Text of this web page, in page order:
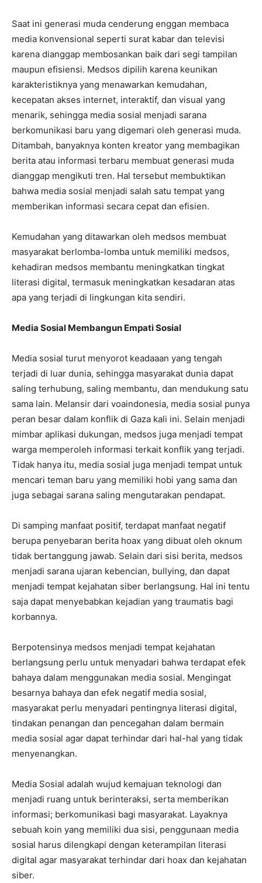
Saat ini generasi muda cenderung enggan membaca
media konvensional seperti surat kabar dan televisi
karena dianggap membosankan baik dari segi tampilan
maupun efisiensi. Medsos dipilih karena keunikan
karakteristiknya yang menawarkan kemudahan,
kecepatan akses internet, interaktif, dan visual yang
menarik, sehingga media sosial menjadi sarana
berkomunikasi baru yang digemari oleh generasi muda.
Ditambah, banyaknya konten kreator yang membagikan
berita atau informasi terbaru membuat generasi muda
dianggap mengikuti tren. Hal tersebut membuktikan
bahwa media sosial menjadi salah satu tempat yang
memberikan informasi secara cepat dan efisien.
Kemudahan yang ditawarkan oleh medsos membuat
masyarakat berlomba-lomba untuk memiliki medsos,
kehadiran medsos membantu meningkatkan tingkat
literasi digital, termasuk meningkatkan kesadaran atas
apa yang terjadi di lingkungan kita sendiri.
Media Sosial Membangun Empati Sosial
Media sosial turut menyorot keadaaan yang tengah
terjadi di luar dunia, sehingga masyarakat dunia dapat
saling terhubung, saling membantu, dan mendukung satu
sama lain. Melansir dari voaindonesia, media sosial punya
peran besar dalam konflik di Gaza kali ini. Selain menjadi
mimbar aplikasi dukungan, medsos juga menjadi tempat
warga memperoleh informasi terkait konflik yang terjadi.
Tidak hanya itu, media sosial juga menjadi tempat untuk
mencari teman baru yang memiliki hobi yang sama dan
juga sebagai sarana saling mengutarakan pendapat.
Di samping manfaat positif, terdapat manfaat negatif
berupa penyebaran berita hoax yang dibuat oleh oknum
tidak bertanggung jawab. Selain dari sisi berita, medsos
menjadi sarana ujaran kebencian, bullying, dan dapat
menjadi tempat kejahatan siber berlangsung. Hal ini tentu
saja dapat menyebabkan kejadian yang traumatis bagi
korbannya.
Berpotensinya medsos menjadi tempat kejahatan
berlangsung perlu untuk menyadari bahwa terdapat efek
bahaya dalam menggunakan media sosial. Mengingat
besarnya bahaya dan efek negatif media sosial,
masyarakat perlu menyadari pentingnya literasi digital,
tindakan penangan dan pencegahan dalam bermain
media sosial agar dapat terhindar dari hal-hal yang tidak
menyenangkan.
Media Sosial adalah wujud kemajuan teknologi dan
menjadi ruang untuk berinteraksi, serta memberikan
informasi; berkomunikasi bagi masyarakat. Layaknya
sebuah koin yang memiliki dua sisi, penggunaan media
sosial harus dilengkapi dengan keterampilan literasi
digital agar masyarakat terhindar dari hoax dan kejahatan
siber.